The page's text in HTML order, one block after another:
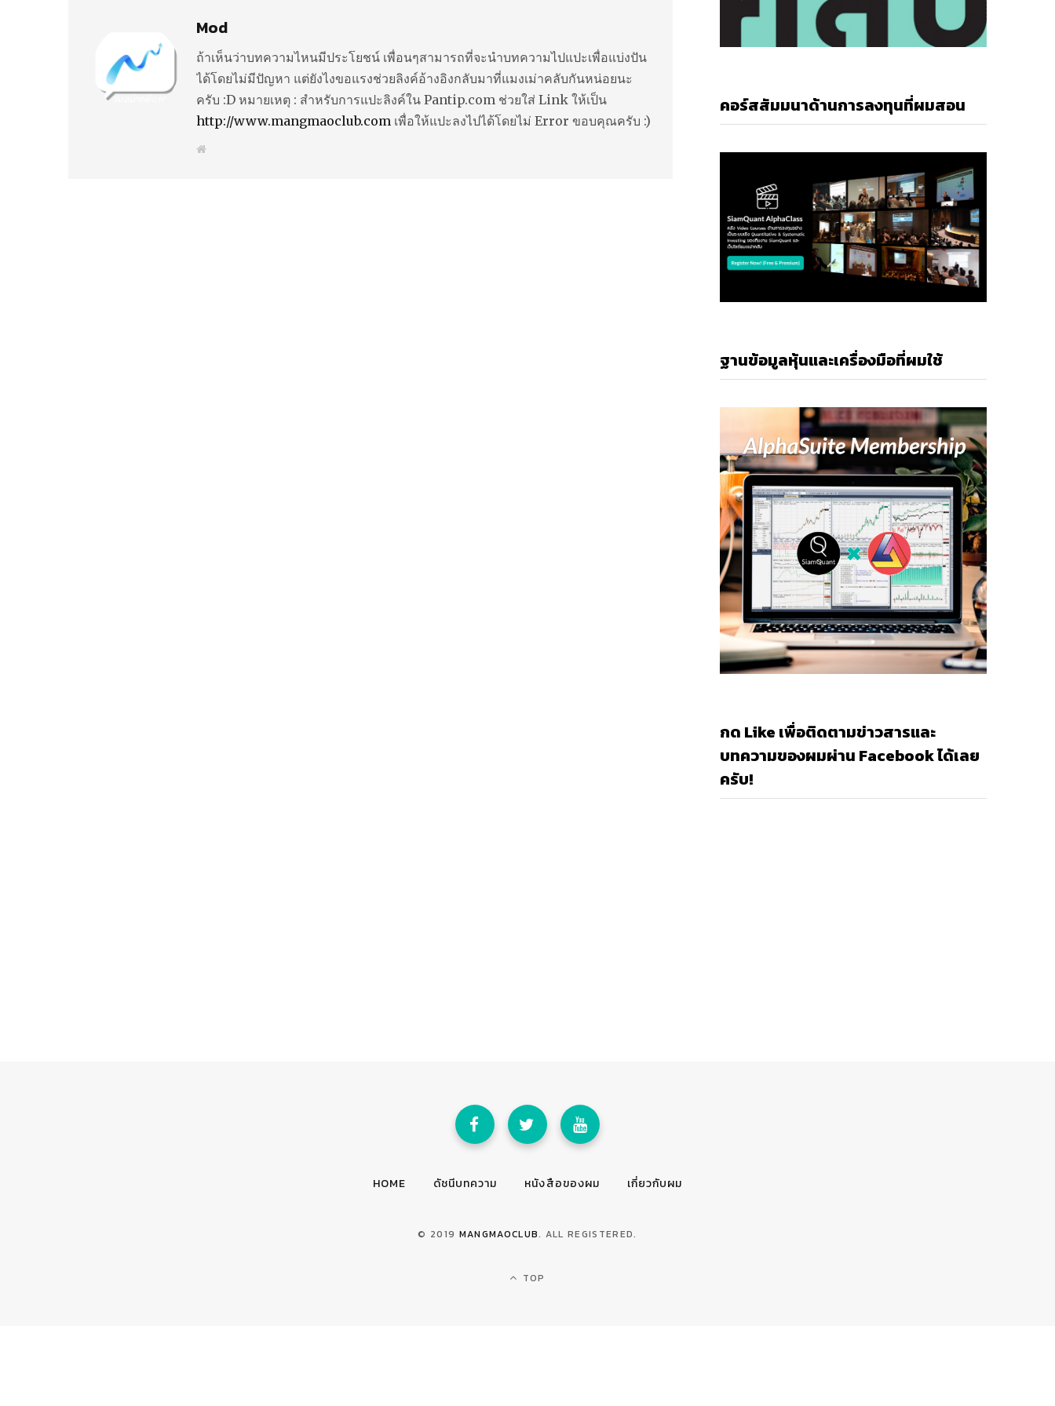
Mod
ถ้าเห็นว่าบทความไหนมีประโยชน์ เพื่อนๆสามารถที่จะนำบทความไปแปะเพื่อแบ่งปัน
ได้โดยไม่มีปัญหา แต่ยังไงขอแรงช่วยลิงค์อ้างอิงกลับมาที่แมงเม่าคลับกันหน่อยนะ
ครับ :D หมายเหตุ : สำหรับการแปะลิงค์ใน Pantip.com ช่วยใส่ Link ให้เป็น
http://www.mangmaoclub.com เพื่อให้แปะลงไปได้โดยไม่ Error ขอบคุณครับ :)
คอร์สสัมมนาด้านการลงทุนที่ผมสอน
ฐานข้อมูลหุ้นและเครื่องมือที่ผมใช้
กด Like เพื่อติดตามข่าวสารและ
บทความของผมผ่าน Facebook ได้เลย
ครับ!
HOME ดัชนีบทความ หนังสือของผม เกี่ยวกับผม
© 2019 MANGMAOCLUB. ALL REGISTERED.
TOP